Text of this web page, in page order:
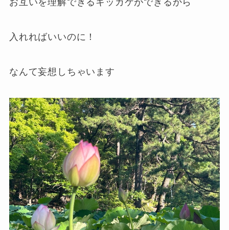
入れればいいのに！
なんて妄想しちゃいます